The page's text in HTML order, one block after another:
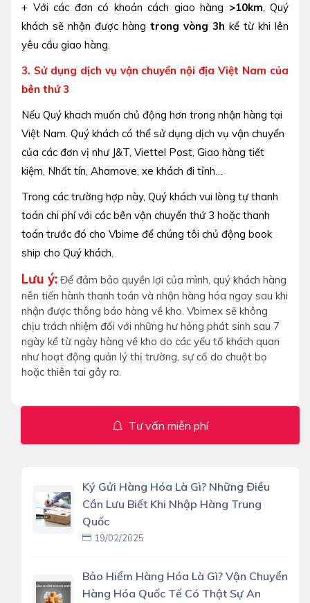
+ Với các đơn có khoản cách giao hàng >10km, Quý
khách sẽ nhận được hàng trong vòng 3h kể từ khi lên
yêu cầu giao hàng.
3. Sử dụng dịch vụ vận chuyển nội địa Việt Nam của
bên thứ 3
Nếu Quý khach muốn chủ động hơn trong nhận hàng tại
Việt Nam. Quý khách có thể sử dụng dịch vụ vận chuyển
của các đơn vị như J&T, Viettel Post, Giao hàng tiết
kiệm, Nhất tín, Ahamove, xe khách đi tỉnh…
Trong các trường hợp này, Quý khách vui lòng tự thanh
toán chi phí với các bên vận chuyển thứ 3 hoặc thanh
toán trước đó cho Vbime để chúng tôi chủ động book
ship cho Quý khách.
Lưu ý: Để đảm bảo quyền lợi của mình, quý khách hàng
nên tiến hành thanh toán và nhận hàng hóa ngay sau khi
nhận được thông báo hàng về kho. Vbimex sẽ không
chịu trách nhiệm đối với những hư hỏng phát sinh sau 7
ngày kể từ ngày hàng về kho do các yếu tố khách quan
như hoạt động quản lý thị trường, sự cố do chuột bọ
hoặc thiên tai gây ra.
Tư vấn miễn phí
Ký Gửi Hàng Hóa Là Gì? Những Điều
Cần Lưu Biết Khi Nhập Hàng Trung
Quốc
19/02/2025
Bảo Hiểm Hàng Hóa Là Gì? Vận Chuyển
Hàng Hóa Quốc Tế Có Thật Sự An